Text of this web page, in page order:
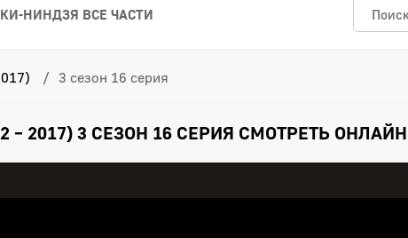
НИНДЗЯ ВСЕ ЧАСТИ
3 сезон 16 серия
2017) 3 СЕЗОН 16 СЕРИЯ СМОТРЕТЬ ОНЛАЙН